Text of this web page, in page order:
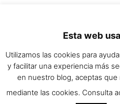
2022 ©La Maleta de
Esta web
Utilizamos las cookies para
y facilitar una experiencia más
en nuestro blog, aceptas
mediante las cookies. Consulta